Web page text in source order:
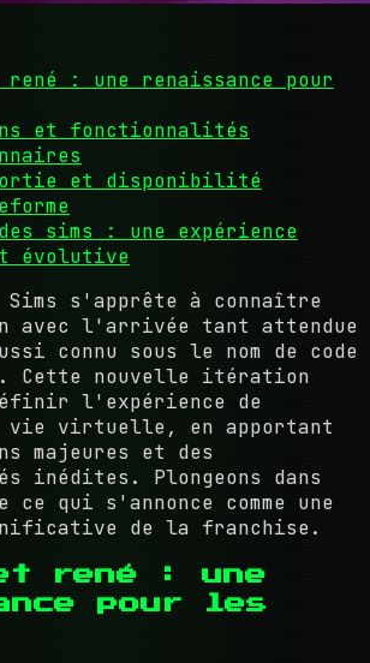
: une renaissance pour
et fonctionnalités
et disponibilité
sims : une expérience
évolutive
s'apprête à connaître
avec l'arrivée tant attendue
connu sous le nom de code
Cette nouvelle itération
l'expérience de
vie virtuelle, en apportant
majeures et des
inédites. Plongeons dans
qui s'annonce comme une
de la franchise.
rené : une
pour les